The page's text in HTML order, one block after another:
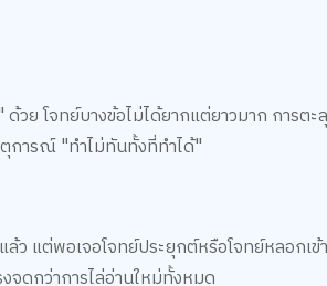
ย โจทย์บางข้อไม่ได้ยากแต่ยาวมาก การต
ตุการณ์ "ทำไม่ทันทั้งที่ทำได้"
ล้ว แต่พอเจอโจทย์ประยุกต์หรือโจทย์หลอกเ
จุดกว่าการไล่อ่านใหม่ทั้งหมด